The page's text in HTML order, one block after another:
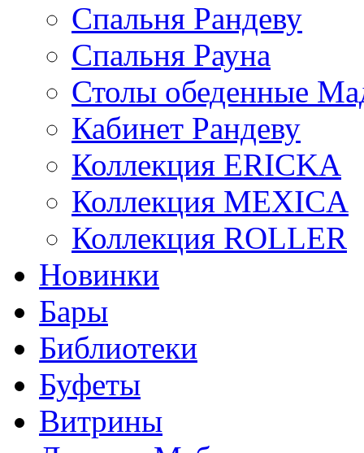
Спальня Рандеву
Спальня Рауна
Столы обеденные
Кабинет Рандеву
Коллекция ERICKA
Коллекция MEXICA
Коллекция ROLLER
Новинки
Бары
Библиотеки
Буфеты
Витрины